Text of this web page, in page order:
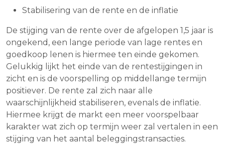
Stabilisering van de rente en de inflatie
De stijging van de rente over de afgelopen 1,5 jaar is
ongekend, een lange periode van lage rentes en
goedkoop lenen is hiermee ten einde gekomen.
Gelukkig lijkt het einde van de rentestijgingen in
zicht en is de voorspelling op middellange termijn
positiever. De rente zal zich naar alle
waarschijnlijkheid stabiliseren, evenals de inflatie.
Hiermee krijgt de markt een meer voorspelbaar
karakter wat zich op termijn weer zal vertalen in een
stijging van het aantal beleggingstransacties.